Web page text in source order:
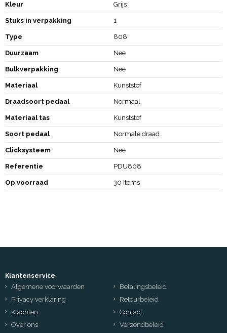
Kleur Grijs
Stuks in verpakking 1
Type 808
Duurzaam Nee
Bulkverpakking Nee
Materiaal Kunststof
Draadsoort pedaal Normaal
Materiaal tas Kunststof
Soort pedaal Normale draad
Clicksysteem Nee
Referentie PDU808
Op voorraad 30 Items
Klantenservice
Algemene voorwaarden
Betalingsbeleid
Privacy verklaring
Retourbeleid
Klachten
Contact
Over ons
Verzendbeleid